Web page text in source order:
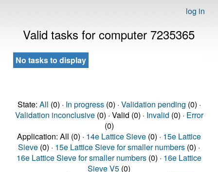
log in
Valid tasks for computer 7235365
No tasks to display
State: All (0) · In progress(0) · Validation pending (0) ·
Validation inconclusive(0) · Valid (0) · Invalid (0) · Error
(0)
Application: All (0) · 14e Lattice Sieve (0) · 15e Lattice
Sieve (0) · 15e Lattice Sieve for smaller numbers (0) ·
16e Lattice Sieve for smaller numbers (0) · 16e Lattice
Sieve V5 (0)